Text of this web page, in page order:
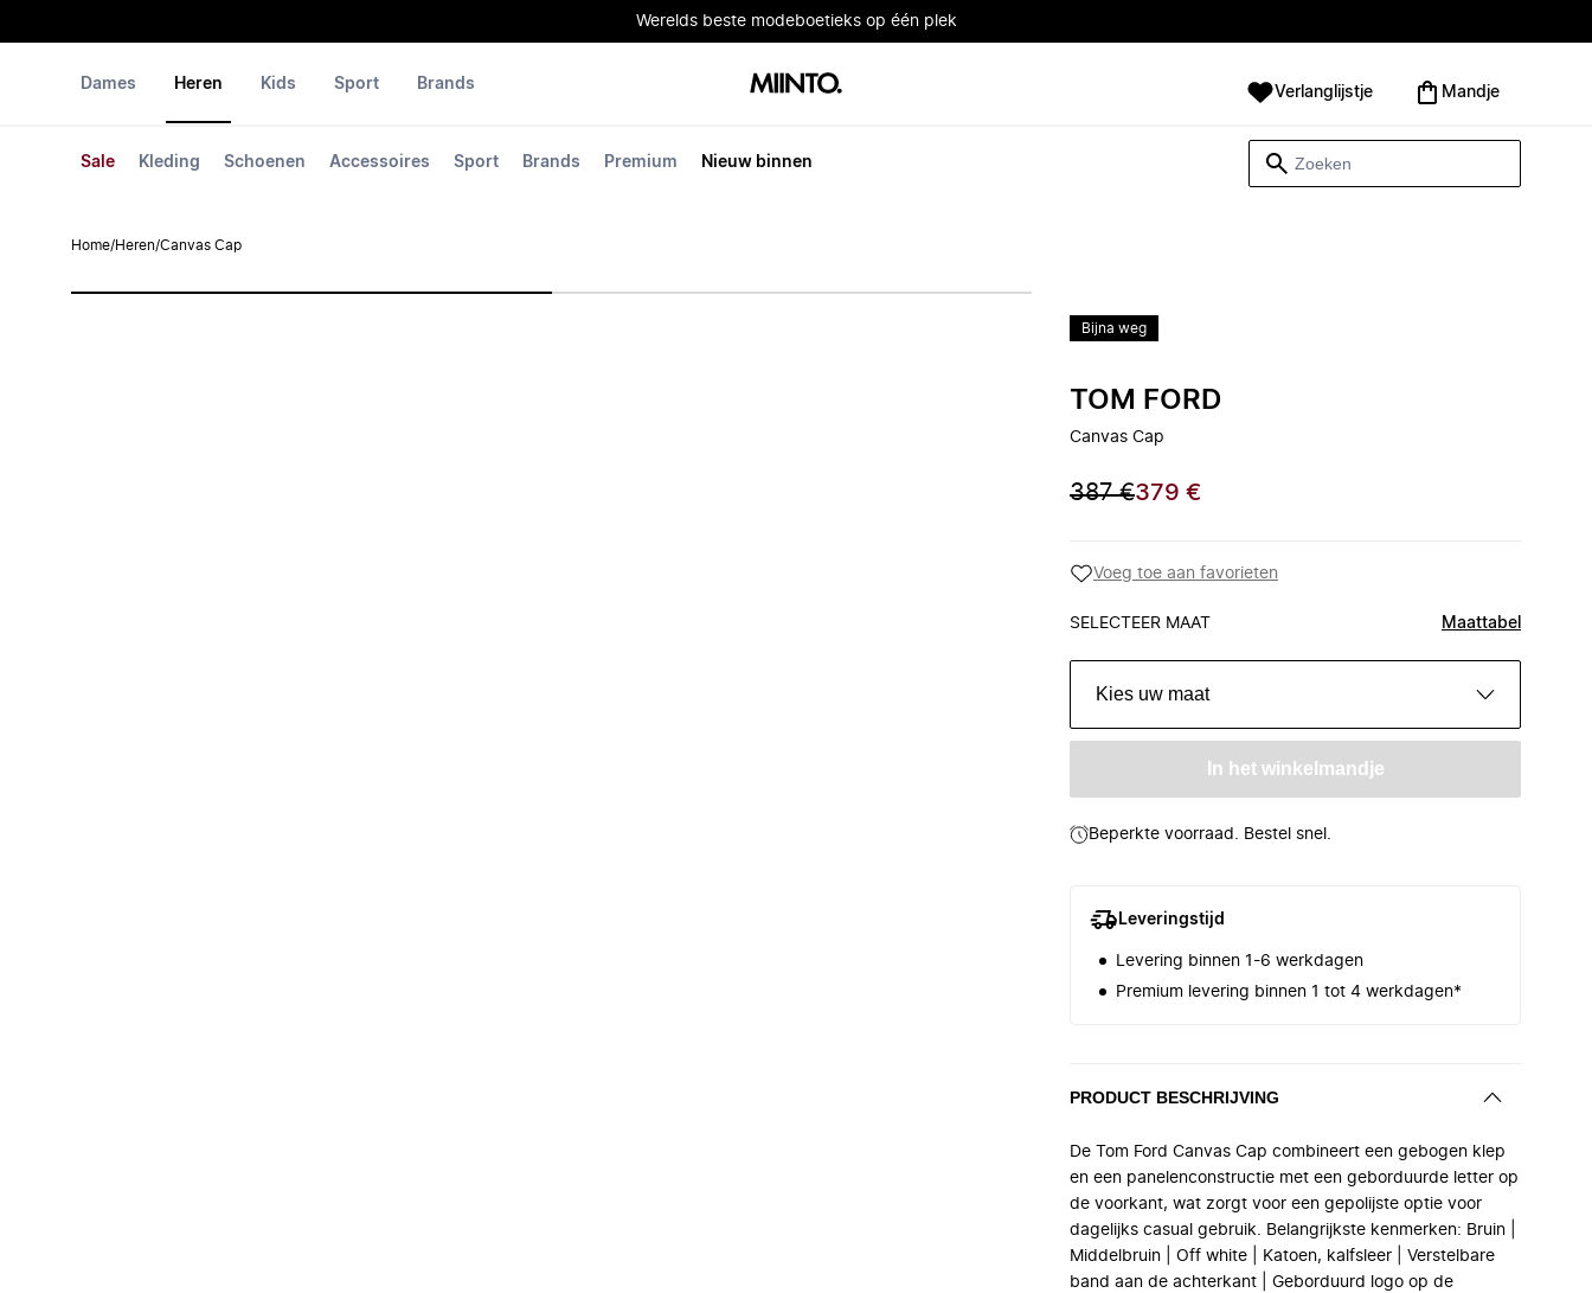
Werelds beste modeboetieks op één plek
Dames Heren
Sale Kleding Schoenen Accessoires Sport Brands Premium Nieuw binnen
Kids Sport Brands Verlanglijstje Mandje
Home/Heren/Canvas Cap
Bijna weg
TOM FORD
Canvas Cap
387 €379 €
Voeg toe aan favorieten
SELECTEER MAAT Maattabel
Kies uw maat
In het winkelmandje
Beperkte voorraad. Bestel snel.
Leveringstijd
Levering binnen 1-6 werkdagen
Premium levering binnen 1 tot 4 werkdagen*
PRODUCT BESCHRIJVING
De Tom Ford Canvas Cap combineert een gebogen klep
en een panelenconstructie met een geborduurde letter op
de voorkant, wat zorgt voor een gepolijste optie voor
dagelijks casual gebruik. Belangrijkste kenmerken: Bruin |
Middelbruin | Off white | Katoen, kalfsleer | Verstelbare
band aan de achterkant | Geborduurd logo op de